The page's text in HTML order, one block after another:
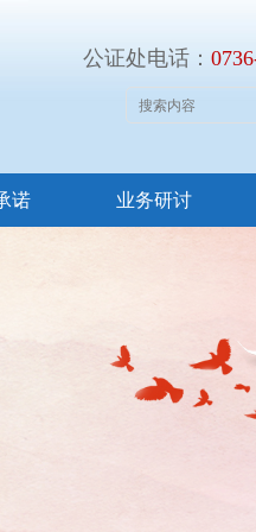
公证处电话：
诺 业务研讨